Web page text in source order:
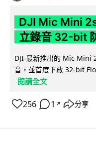
DJI Mic Mini
立錄音 32-bit
DJI 最新推出的 Mic Mini
音，並首度下放 32-bit
閱讀全文
256 1 ↗ 分享